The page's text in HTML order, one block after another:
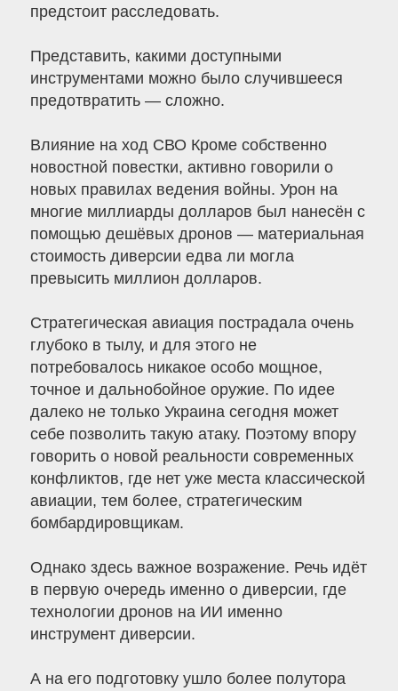
предстоит расследовать.
Представить, какими доступными
инструментами можно было случившееся
предотвратить — сложно.
Влияние на ход СВО Кроме собственно
новостной повестки, активно говорили о
новых правилах ведения войны. Урон на
многие миллиарды долларов был нанесён с
помощью дешёвых дронов — материальная
стоимость диверсии едва ли могла
превысить миллион долларов.
Стратегическая авиация пострадала очень
глубоко в тылу, и для этого не
потребовалось никакое особо мощное,
точное и дальнобойное оружие. По идее
далеко не только Украина сегодня может
себе позволить такую атаку. Поэтому впору
говорить о новой реальности современных
конфликтов, где нет уже места классической
авиации, тем более, стратегическим
бомбардировщикам.
Однако здесь важное возражение. Речь идёт
в первую очередь именно о диверсии, где
технологии дронов на ИИ именно
инструмент диверсии.
А на его подготовку ушло более полутора